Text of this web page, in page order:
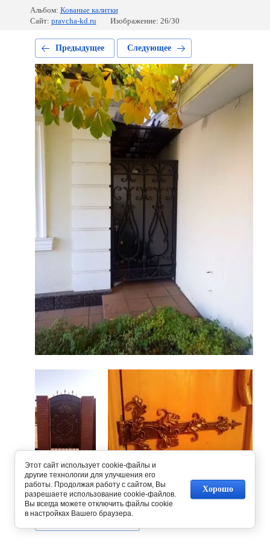
Альбом: Кованые калитки
Сайт: pravcha-kd.ru Изображение: 26/30
Предыдущее Следующее
Предыдущее Следующее
Этот сайт использует cookie-файлы и
другие технологии для улучшения его
работы. Продолжая работу с сайтом, Вы
разрешаете использование cookie-файлов.
Вы всегда можете отключить файлы cookie
в настройках Вашего браузера.
Хорошо